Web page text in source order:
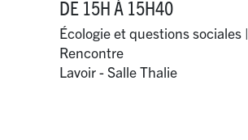
DE 15H À 15H40
Écologie et questions sociales |
Rencontre
Lavoir - Salle Thalie